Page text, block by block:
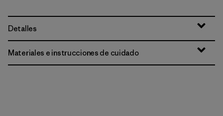
Detalles
Materiales e instrucciones de cuidado